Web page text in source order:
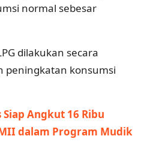
normal sebesar
dilakukan secara
peningkatan konsumsi
Siap Angkut 16 Ribu
dalam Program Mudik